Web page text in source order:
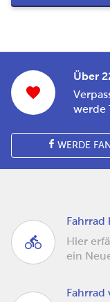
Über
werde
WERDE FAN
Fahrrad
Hier
ein
Fahrrad